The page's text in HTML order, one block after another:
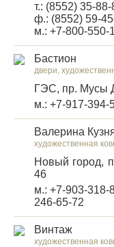
т.: (8552) 35-
ф.: (8552) 59-
м.: +7-800-550-
Бастион
двери,
ГЭС, пр. Мусы
м.: +7-917-394-
Валерина
художественная
Новый город,
46
м.: +7-903-318-
246-65-72
Винтаж
художественная